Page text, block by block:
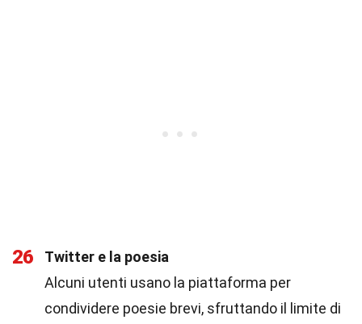
26
Twitter e la poesia
Alcuni utenti usano la piattaforma per
condividere poesie brevi, sfruttando il limite di